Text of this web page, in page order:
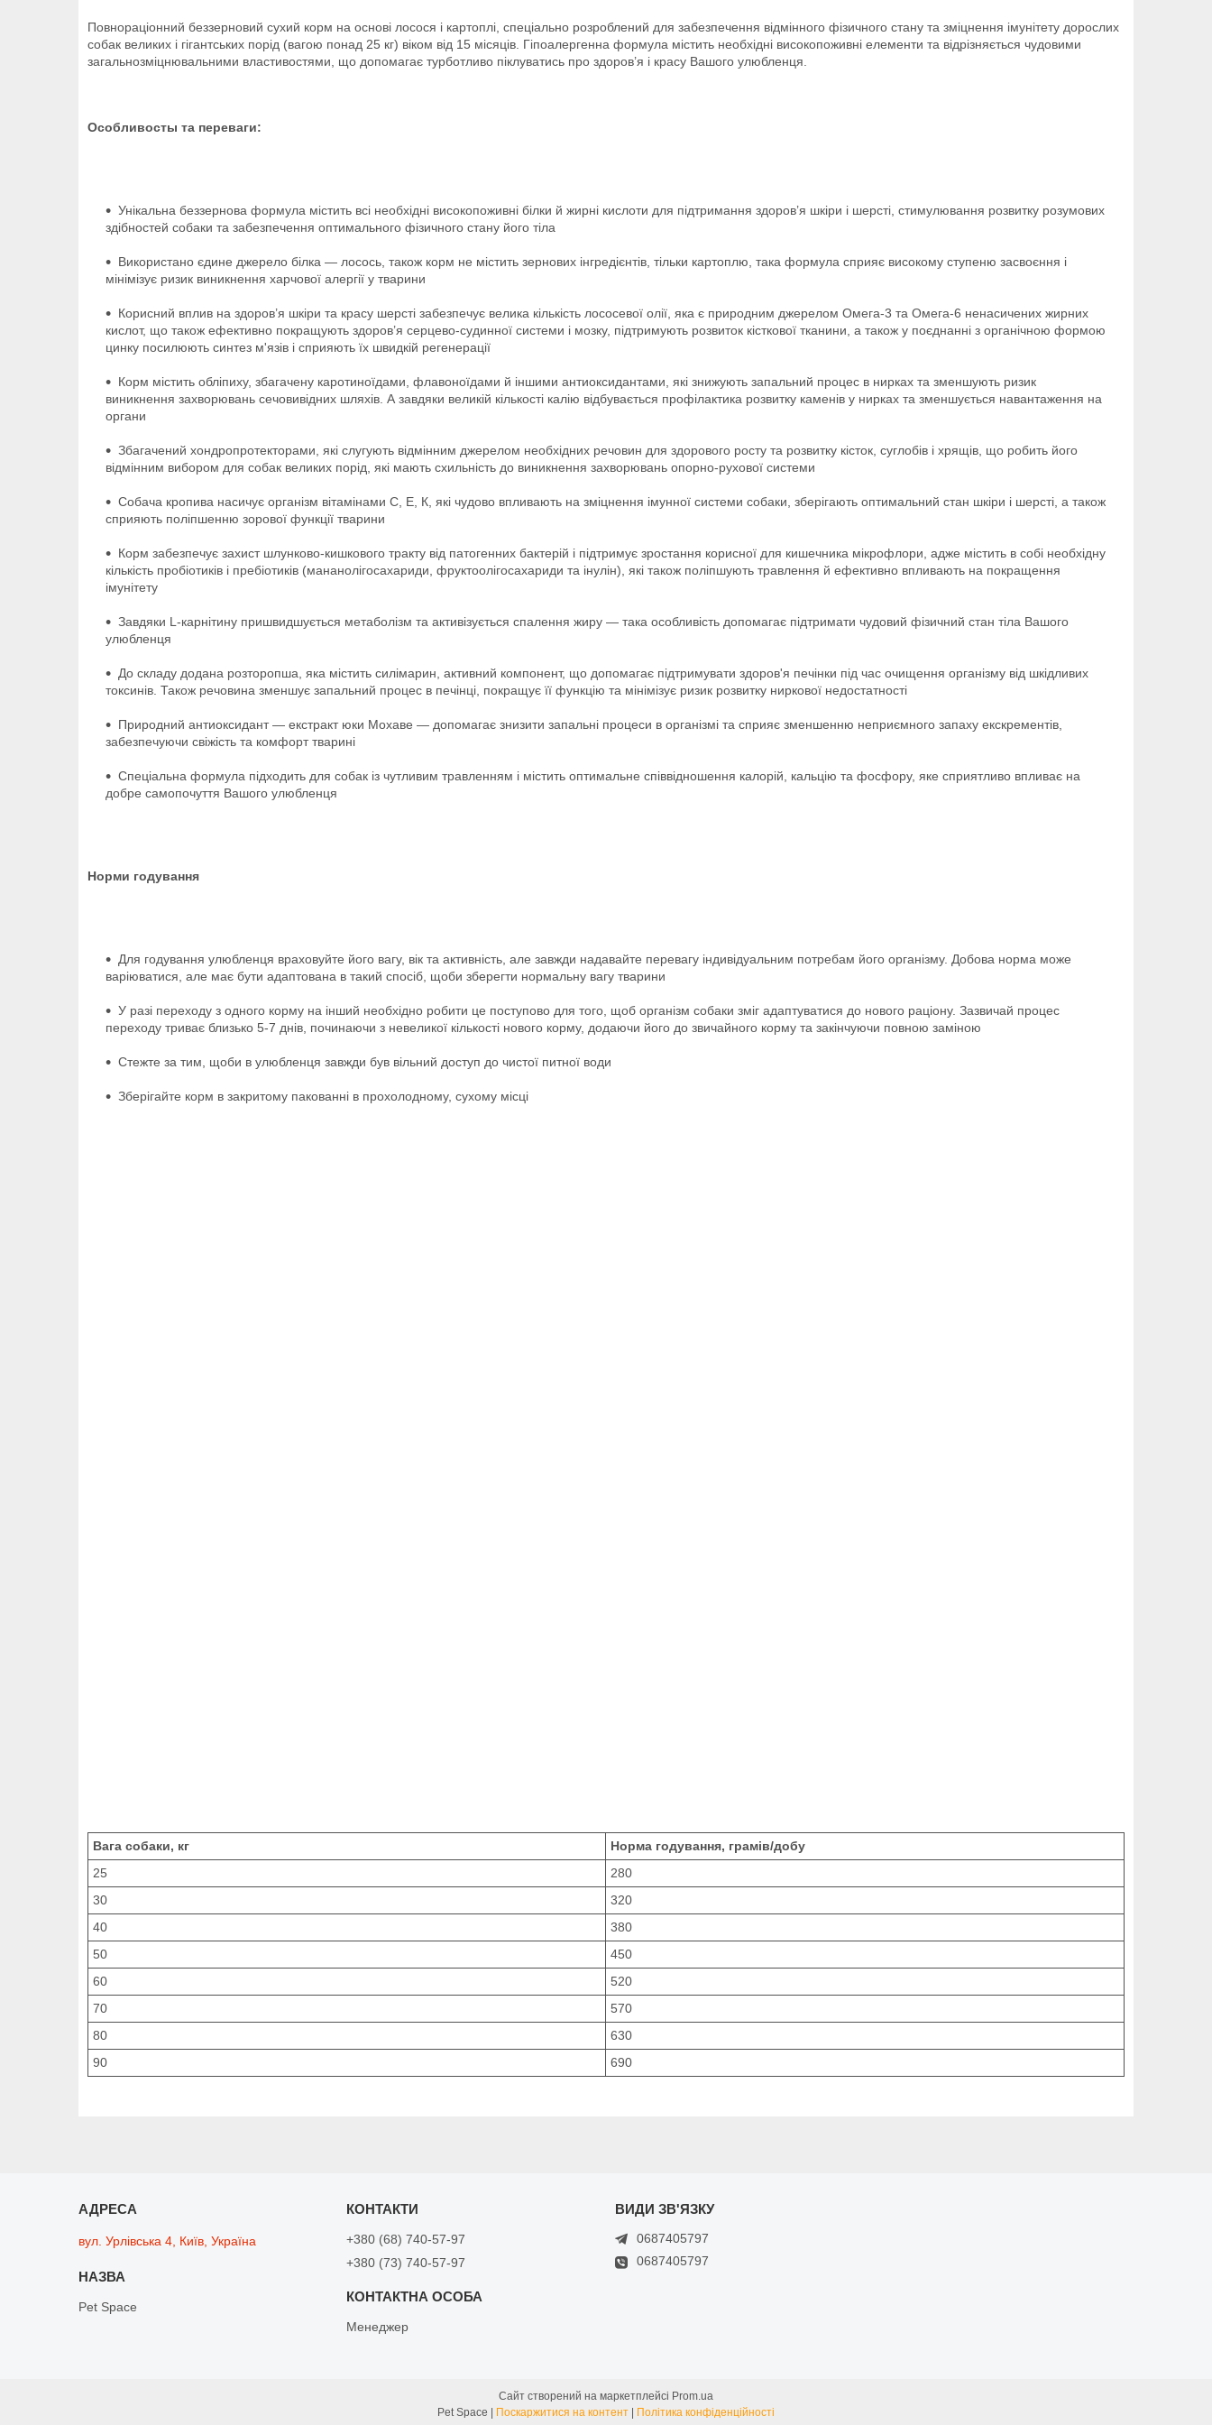
Повнораціонний беззерновий сухий корм на основі лосося і картоплі, спеціально розроблений для забезпечення відмінного фізичного стану та зміцнення імунітету дорослих
собак великих і гігантських порід (вагою понад 25 кг) віком від 15 місяців. Гіпоалергенна формула містить необхідні високопоживні елементи та відрізняється чудовими
загальнозміцнювальними властивостями, що допомагає турботливо піклуватись про здоров’я і красу Вашого улюбленця.
Особливосты та переваги:
Унікальна беззернова формула містить всі необхідні високопоживні білки й жирні кислоти для підтримання здоров’я шкіри і шерсті, стимулювання розвитку розумових
здібностей собаки та забезпечення оптимального фізичного стану його тіла
Використано єдине джерело білка — лосось, також корм не містить зернових інгредієнтів, тільки картоплю, така формула сприяє високому ступеню засвоєння і
мінімізує ризик виникнення харчової алергії у тварини
Корисний вплив на здоров’я шкіри та красу шерсті забезпечує велика кількість лососевої олії, яка є природним джерелом Омега-3 та Омега-6 ненасичених жирних
кислот, що також ефективно покращують здоров’я серцево-судинної системи і мозку, підтримують розвиток кісткової тканини, а також у поєднанні з органічною формою
цинку посилюють синтез м'язів і сприяють їх швидкій регенерації
Корм містить обліпиху, збагачену каротиноїдами, флавоноїдами й іншими антиоксидантами, які знижують запальний процес в нирках та зменшують ризик
виникнення захворювань сечовивідних шляхів. А завдяки великій кількості калію відбувається профілактика розвитку каменів у нирках та зменшується навантаження на
органи
Збагачений хондропротекторами, які слугують відмінним джерелом необхідних речовин для здорового росту та розвитку кісток, суглобів і хрящів, що робить його
відмінним вибором для собак великих порід, які мають схильність до виникнення захворювань опорно-рухової системи
Собача кропива насичує організм вітамінами С, Е, К, які чудово впливають на зміцнення імунної системи собаки, зберігають оптимальний стан шкіри і шерсті, а також
сприяють поліпшенню зорової функції тварини
Корм забезпечує захист шлунково-кишкового тракту від патогенних бактерій і підтримує зростання корисної для кишечника мікрофлори, адже містить в собі необхідну
кількість пробіотиків і пребіотиків (мананолігосахариди, фруктоолігосахариди та інулін), які також поліпшують травлення й ефективно впливають на покращення
імунітету
Завдяки L-карнітину пришвидшується метаболізм та активізується спалення жиру — така особливість допомагає підтримати чудовий фізичний стан тіла Вашого
улюбленця
До складу додана розторопша, яка містить силімарин, активний компонент, що допомагає підтримувати здоров'я печінки під час очищення організму від шкідливих
токсинів. Також речовина зменшує запальний процес в печінці, покращує її функцію та мінімізує ризик розвитку ниркової недостатності
Природний антиоксидант — екстракт юки Мохаве — допомагає знизити запальні процеси в організмі та сприяє зменшенню неприємного запаху екскрементів,
забезпечуючи свіжість та комфорт тварині
Спеціальна формула підходить для собак із чутливим травленням і містить оптимальне співвідношення калорій, кальцію та фосфору, яке сприятливо впливає на
добре самопочуття Вашого улюбленця
Норми годування
Для годування улюбленця враховуйте його вагу, вік та активність, але завжди надавайте перевагу індивідуальним потребам його організму. Добова норма може
варіюватися, але має бути адаптована в такий спосіб, щоби зберегти нормальну вагу тварини
У разі переходу з одного корму на інший необхідно робити це поступово для того, щоб організм собаки зміг адаптуватися до нового раціону. Зазвичай процес
переходу триває близько 5-7 днів, починаючи з невеликої кількості нового корму, додаючи його до звичайного корму та закінчуючи повною заміною
Стежте за тим, щоби в улюбленця завжди був вільний доступ до чистої питної води
Зберігайте корм в закритому пакованні в прохолодному, сухому місці
Вага собаки, кг
Норма годування, грамів/добу
25
280
30
320
40
380
50
450
60
520
70
570
80
630
90
690
вул. Урлівська 4, Київ, Україна
Pet Space
+380 (68) 740-57-97
+380 (73) 740-57-97
Менеджер
0687405797
0687405797
Сайт створений на маркетплейсі Prom.ua
Поскаржитися на контент Політика конфіденційності